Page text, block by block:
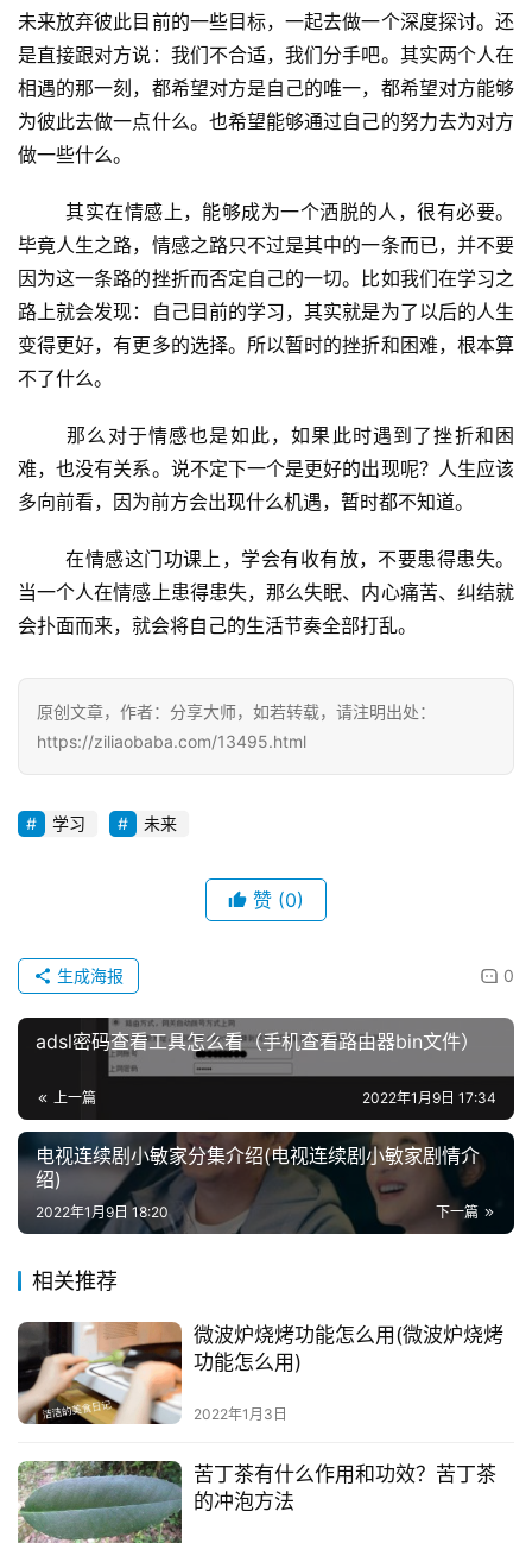
投
稿
每
日
未来放弃彼此目前的一些目标，一起去做一个深度探讨。还
是直接跟对方说：我们不合适，我们分手吧。其实两个人在
相遇的那一刻，都希望对方是自己的唯一，都希望对方能够
为彼此去做一点什么。也希望能够通过自己的努力去为对方
做一些什么。
	其实在情感上，能够成为一个洒脱的人，很有必要。
毕竟人生之路，情感之路只不过是其中的一条而已，并不要
因为这一条路的挫折而否定自己的一切。比如我们在学习之
路上就会发现：自己目前的学习，其实就是为了以后的人生
变得更好，有更多的选择。所以暂时的挫折和困难，根本算
不了什么。
	那么对于情感也是如此，如果此时遇到了挫折和困
难，也没有关系。说不定下一个是更好的出现呢？人生应该
多向前看，因为前方会出现什么机遇，暂时都不知道。
	在情感这门功课上，学会有收有放，不要患得患失。
当一个人在情感上患得患失，那么失眠、内心痛苦、纠结就
会扑面而来，就会将自己的生活节奏全部打乱。
原创文章，作者：分享大师，如若转载，请注明出处：
https://ziliaobaba.com/13495.html
学习 未来
赞 (0)
0
生成海报
adsl密码查看工具怎么看（手机查看路由器bin文件）
上一篇 2022年1月9日 17:34
电视连续剧小敏家分集介绍(电视连续剧小敏家剧情介
绍)
下一篇
2022年1月9日 18:20
相关推荐
微波炉烧烤功能怎么用(微波炉烧烤
功能怎么用)
2022年1月3日
苦丁茶有什么作用和功效？苦丁茶
的冲泡方法